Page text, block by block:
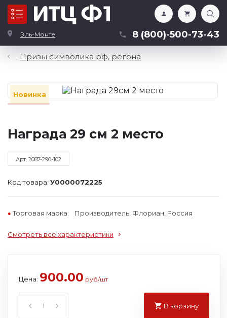
Эль-Монте 8 (800)-500-73-43
Каталог
Призы символика рф, регона
Новинка
Награда 29 см 2 место
Арт. 2087-290-102
Код товара: У0000072225
Торговая марка: Производитель: Флориан, Россия
Смотреть все характеристики
Цена: 900.00 руб/шт
В корзину